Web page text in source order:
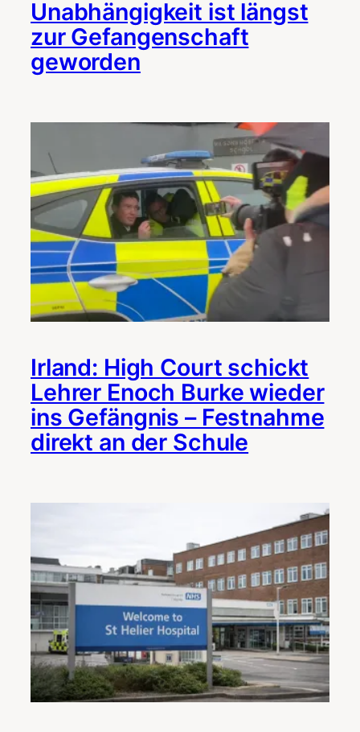
Unabhängigkeit ist längst
zur Gefangenschaft
geworden
Irland: High Court schickt
Lehrer Enoch Burke wieder
ins Gefängnis – Festnahme
direkt an der Schule